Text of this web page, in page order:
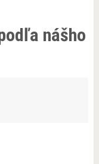
nášho